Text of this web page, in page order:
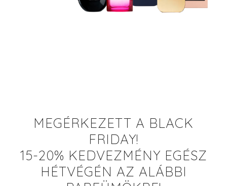
MEGÉRKEZETT A BLACK
FRIDAY!
15-20% KEDVEZMÉNY EGÉSZ
HÉTVÉGÉN AZ ALÁBBI